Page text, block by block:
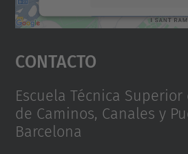
Aceptar
powered by
Contacto
Escuela Técnica
de Caminos, Canales y
Barcelona